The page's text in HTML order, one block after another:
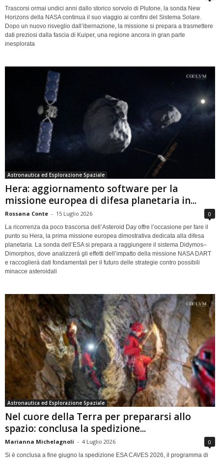
Trascorsi ormai undici anni dallo storico sorvolo di Plutone, la sonda New
Horizons della NASA continua il suo viaggio ai confini del Sistema Solare.
Dopo un nuovo risveglio dall’ibernazione, la missione si prepara a trasmettere
dati preziosi dalla fascia di Kuiper, una regione ancora in gran parte
inesplorata
Astronautica ed Esplorazione Spaziale
Hera: aggiornamento software per la
missione europea di difesa planetaria in...
Rossana Conte - 15 Luglio 2026 0
La ricorrenza da poco trascorsa dell’Asteroid Day offre l’occasione per fare il
punto su Hera, la prima missione europea dimostrativa dedicata alla difesa
planetaria. La sonda dell’ESA si prepara a raggiungere il sistema Didymos–
Dimorphos, dove analizzerà gli effetti dell’impatto della missione NASA DART
e raccoglierà dati fondamentali per il futuro delle strategie contro possibili
minacce asteroidali
Astronautica ed Esplorazione Spaziale
Nel cuore della Terra per prepararsi allo
spazio: conclusa la spedizione...
Marianna Michelagnoli - 4 Luglio 2026 0
Si è conclusa a fine giugno la spedizione ESA CAVES 2026, il programma di